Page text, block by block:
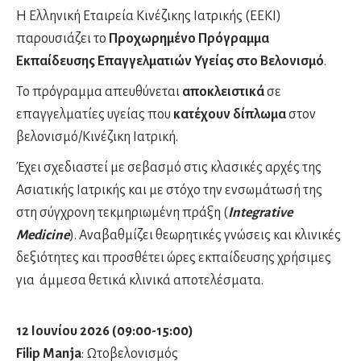
Η Ελληνική Εταιρεία Κινέζικης Ιατρικής (ΕΕΚΙ)
παρουσιάζει το Προχωρημένο Πρόγραμμα
Εκπαίδευσης Επαγγελματιών Υγείας στο Βελονισμό.
Το πρόγραμμα απευθύνεται αποκλειστικάσε
επαγγελματίες υγείας που κατέχουν δίπλωμαστον
βελονισμό/Κινέζικη Ιατρική.
Έχει σχεδιαστεί με σεβασμό στις κλασικές αρχές της
Ασιατικής Ιατρικής και με στόχο την ενσωμάτωσή της
στη σύγχρονη τεκμηριωμένη πράξη (Integrative
Medicine). Αναβαθμίζει θεωρητικές γνώσεις και κλινικές
δεξιότητες και προσθέτει ώρες εκπαίδευσης χρήσιμες
για άμμεσα θετικά κλινικά αποτελέσματα.
12 Ιουνίου 2026 (09:00-15:00)
Filip Manja: Ωτοβελονισμός